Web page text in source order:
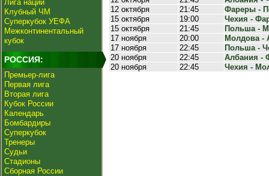
Лига наций
Клубный ЧМ
Суперкубок УЕФА
Межконтинентальный
кубок
РОССИЯ:
Премьер-лига
Первая лига
Вторая лига
Кубок России
Календарь
Бомбардиры
Суперкубок
Тренеры
Судьи
Стадионы
Сборная России
12 октября
21:45
Фареры -
15 октября
19:00
Чехия -
15 октября
21:45
Польша -
17 ноября
20:00
Молдова -
17 ноября
22:45
Польша -
20 ноября
22:45
Албания -
20 ноября
22:45 Чехия -